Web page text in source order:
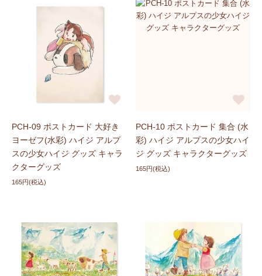
PCH-09 ポストカード 大好き
ヨーゼフ(水彩) ハイジ アルプ
スの少女ハイジ グッズ キャラ
クターグッズ
165円(税込)
PCH-10 ポストカード 集合 (水
彩) ハイジ アルプスの少女ハイ
ジ グッズ キャラクターグッズ
165円(税込)